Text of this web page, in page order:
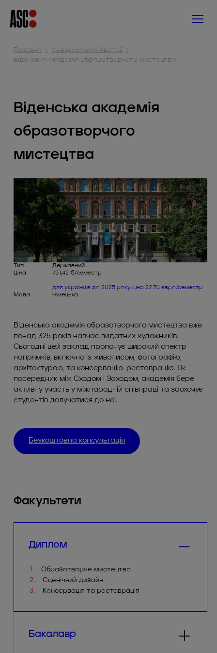
Головна
Університети Австрії
Віденська академія образотворчого мистецтва
Віденська академія
образотворчого
мистецтва
Тип
Державний
Ціна
751,42 €/семестр
для українців до 2025 року ціна 22.70 євро/семестр
Мова
Німецька
Віденська академія образотворчого мистецтва вже
понад 325 років навчає видатних художників.
Сьогодні цей заклад пропонує широкий спектр
напрямків, включно із живописом, фотографію,
архітектурою, та консервацію-реставрацію. Як
посередник між Сходом і Заходом, академія бере
активну участь у міжнародній співпраці та заохочує
студентів долучатися до неї.
Безкоштовна консультація
Факультети
Диплом
1.
Образотворче мистецтво
2.
Сценічний дизайн
3.
Консервація та реставрація
Бакалавр